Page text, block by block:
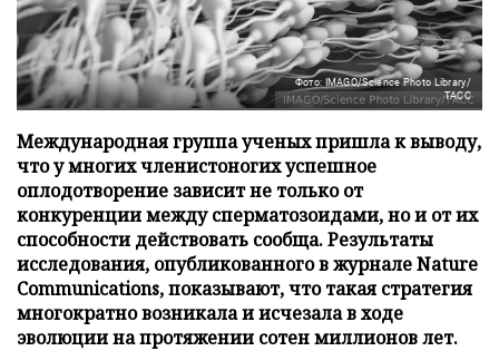
Фото: IMAGO/Science Photo Library/
ТАСС
Международная группа ученых пришла к выводу,
что у многих членистоногих успешное
оплодотворение зависит не только от
конкуренции между сперматозоидами, но и от их
способности действовать сообща. Результаты
исследования, опубликованного в журнале Nature
Communications, показывают, что такая стратегия
многократно возникала и исчезала в ходе
эволюции на протяжении сотен миллионов лет.